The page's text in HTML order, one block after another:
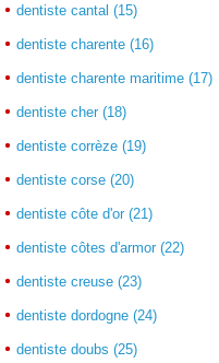
dentiste cantal (15)
dentiste charente (16)
dentiste charente maritime (17)
dentiste cher (18)
dentiste corrèze (19)
dentiste corse (20)
dentiste côte d'or (21)
dentiste côtes d'armor (22)
dentiste creuse (23)
dentiste dordogne (24)
dentiste doubs (25)